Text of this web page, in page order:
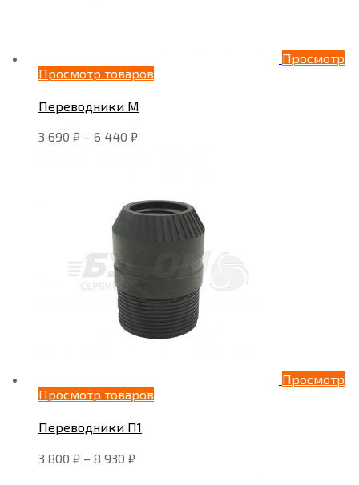
Просмотр
Просмотр товаров
Переводники М
3 690 ₽ – 6 440 ₽
Просмотр
Просмотр товаров
Переводники П1
3 800 ₽ – 8 930 ₽